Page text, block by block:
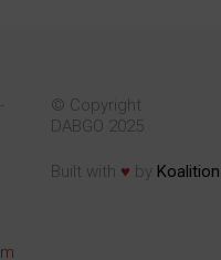
© Copyright
DABGO 2025
Built with ♥ by Koalition